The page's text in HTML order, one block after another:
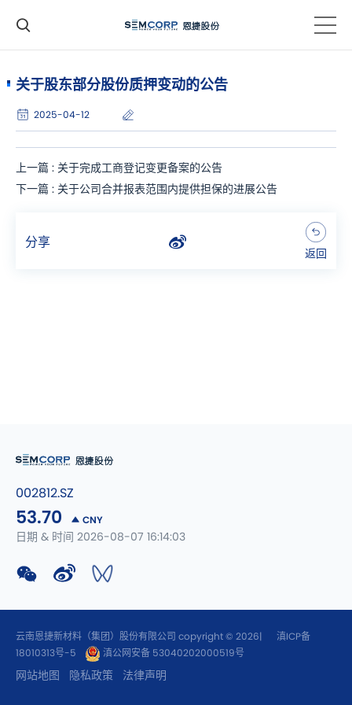
关于股东部分股份质押变动的公告
2025-04-12
上一篇 : 关于完成工商登记变更备案的公告
下一篇 : 关于公司合并报表范围内提供担保的进展公告
分享
返回
002812.SZ
53.70 CNY
日期 & 时间 2026-08-07 16:14:03
云南恩捷新材料（集团）股份有限公司 copyright © 2026|
滇ICP备
18010313号-5
滇公网安备 53040202000519号
网站地图 隐私政策 法律声明